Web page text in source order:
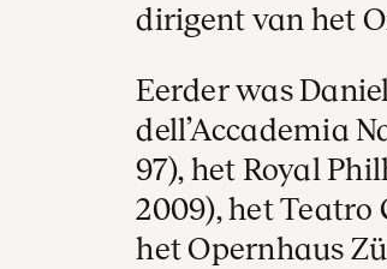
dirigent van het
Eerder was
dell’Accademia
97), het Royal
2009), het Teatro
het Opernhaus